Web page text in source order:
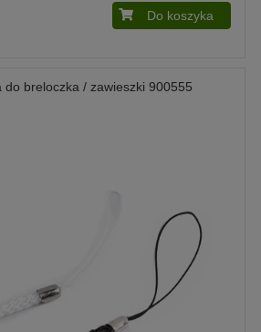
Do koszyka
do breloczka / zawieszki 900555